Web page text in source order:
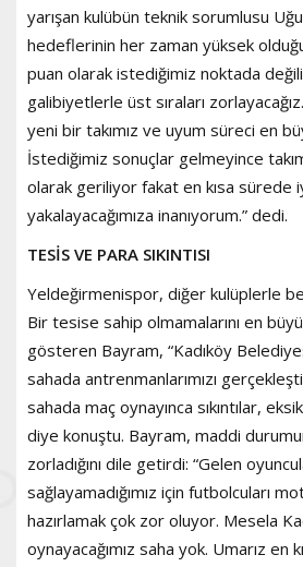
yarışan kulübün teknik sorumlusu
hedeflerinin her zaman yüksek
puan olarak istediğimiz noktada
galibiyetlerle üst sıraları
yeni bir takımız ve uyum süreci en
İstediğimiz sonuçlar gelmeyince
olarak geriliyor fakat en kısa sürede
yakalayacağımıza inanıyorum.” dedi.
TESİS VE PARA SIKINTISI
Yeldeğirmenispor, diğer kulüplerle
Bir tesise sahip olmamalarını en
gösteren Bayram, “Kadıköy
sahada antrenmanlarımızı
sahada maç oynayınca sıkıntılar,
diye konuştu. Bayram, maddi
zorladığını dile getirdi: “Gelen
sağlayamadığımız için futbolcuları
hazırlamak çok zor oluyor. Mesela
oynayacağımız saha yok. Umarız en